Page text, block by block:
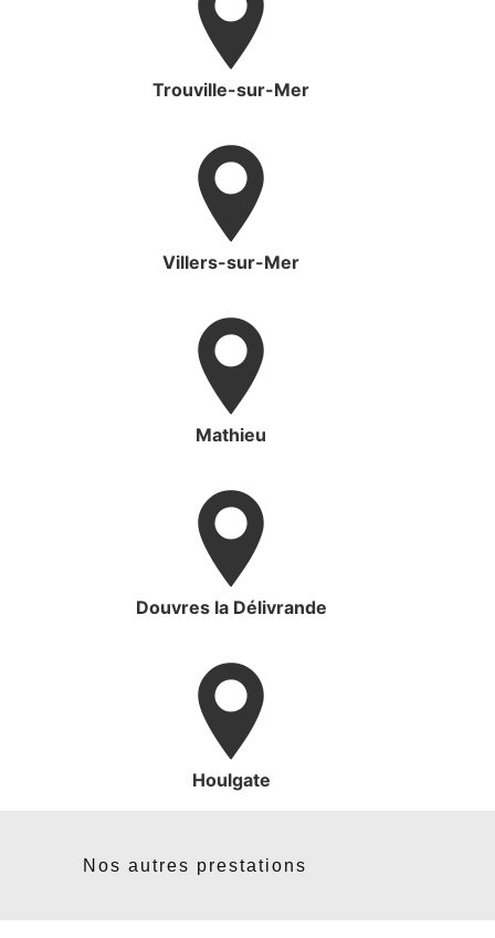
Trouville-sur-Mer
Villers-sur-Mer
Mathieu
Douvres la Délivrande
Houlgate
Nos autres prestations